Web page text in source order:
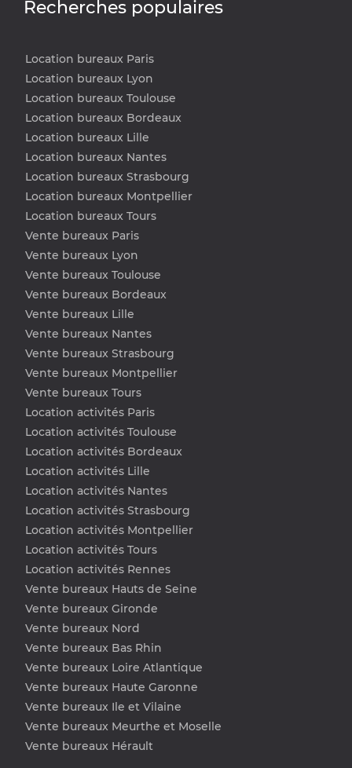
Recherches populaires
Location bureaux Paris
Location bureaux Lyon
Location bureaux Toulouse
Location bureaux Bordeaux
Location bureaux Lille
Location bureaux Nantes
Location bureaux Strasbourg
Location bureaux Montpellier
Location bureaux Tours
Vente bureaux Paris
Vente bureaux Lyon
Vente bureaux Toulouse
Vente bureaux Bordeaux
Vente bureaux Lille
Vente bureaux Nantes
Vente bureaux Strasbourg
Vente bureaux Montpellier
Vente bureaux Tours
Location activités Paris
Location activités Toulouse
Location activités Bordeaux
Location activités Lille
Location activités Nantes
Location activités Strasbourg
Location activités Montpellier
Location activités Tours
Location activités Rennes
Vente bureaux Hauts de Seine
Vente bureaux Gironde
Vente bureaux Nord
Vente bureaux Bas Rhin
Vente bureaux Loire Atlantique
Vente bureaux Haute Garonne
Vente bureaux Ile et Vilaine
Vente bureaux Meurthe et Moselle
Vente bureaux Hérault